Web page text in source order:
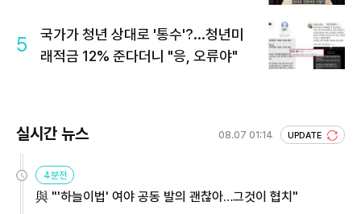
5
국가가 청년 상대로 '통수'?...청년미
래적금 12% 준다더니 "응, 오류야"
실시간 뉴스 08.07 01:14 UPDATE
4분전
與 "'하늘이법' 여야 공동 발의 괜찮아…그것이 협치"